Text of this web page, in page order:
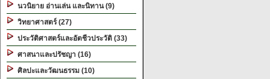
นวนิยาย อ่านเล่น และนิทาน (9)
วิทยาศาสตร์ (27)
ประวัติศาสตร์และอัตชีวประวัติ (33)
ศาสนาและปรัชญา (16)
ศิลปะและวัฒนธรรม (10)